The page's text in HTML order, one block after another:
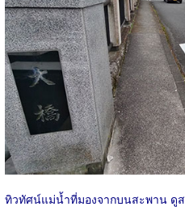
ทิวทัศน์แม่น้ำที่มองจากบนสะพาน ดูส